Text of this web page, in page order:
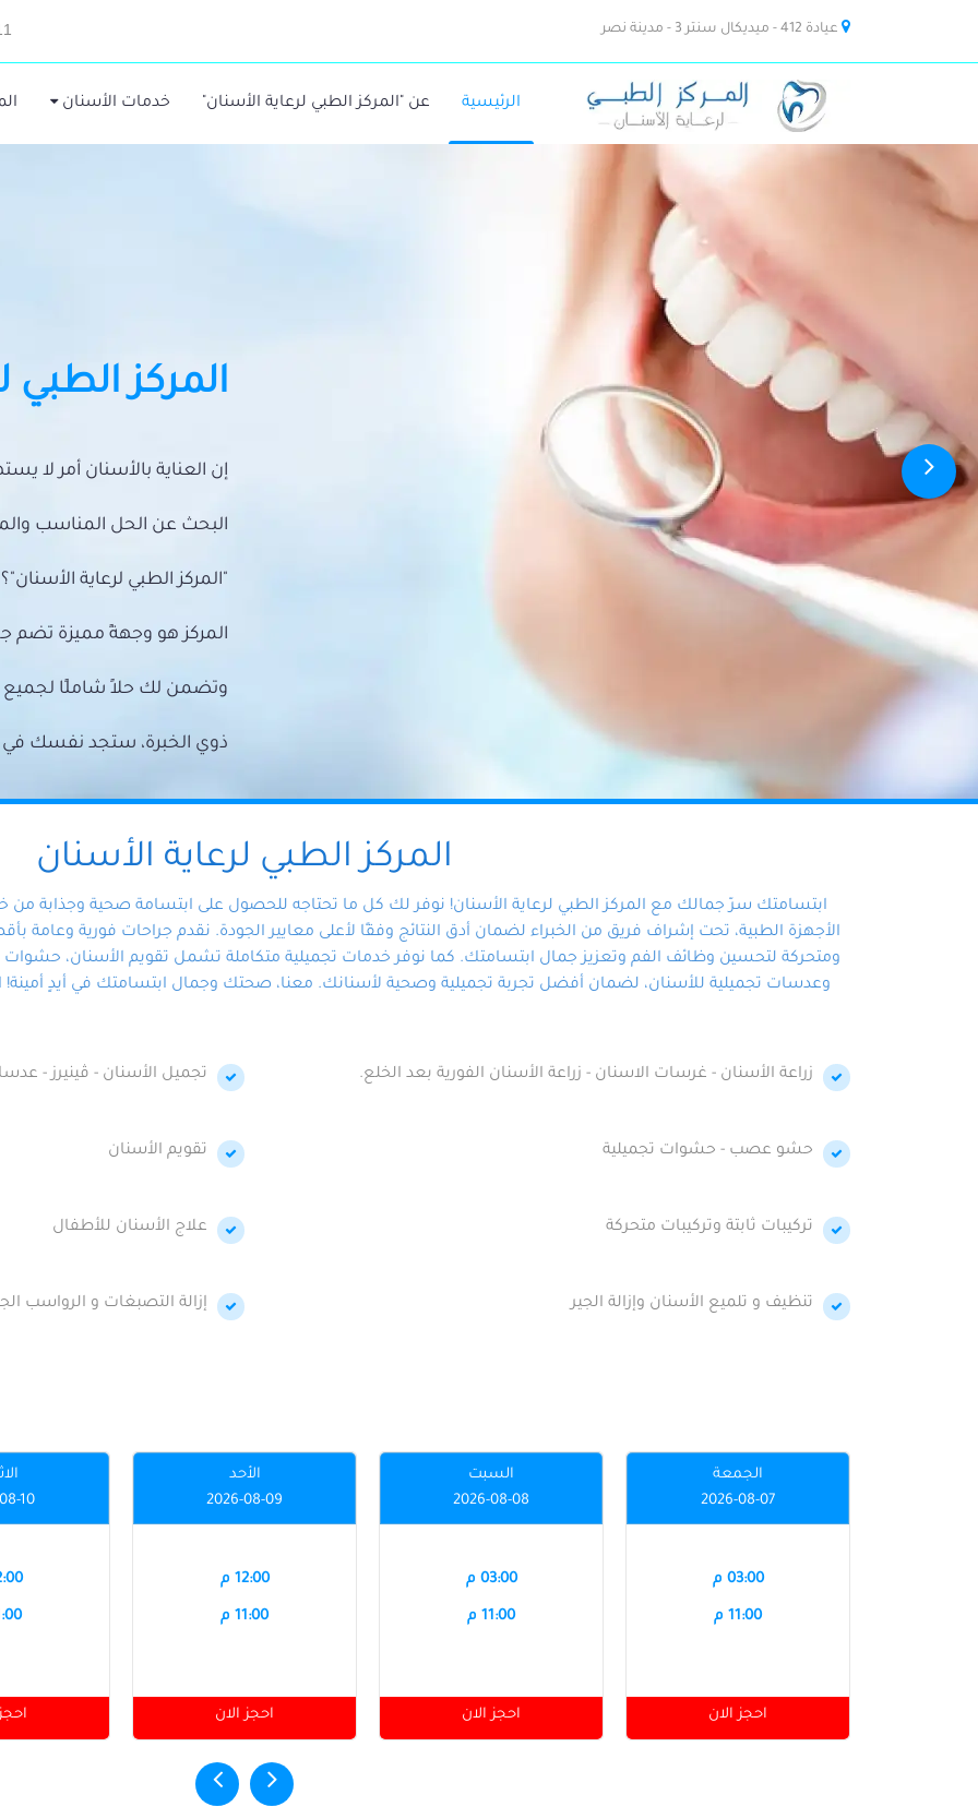
عيادة 412 - ميديكال سنتر 3 - مدينة نصر
الرئيسية عن "المركز الطبي لرعاية الأسنان" خدمات الأسنان
المركز الطبي
إن العناية بالأسنان أمر لا
البحث عن الحل المناسب
"المركز الطبي لرعاية الأسنان"؟
المركز هو وجهةً مميزة تضم
وتضمن لك حلاً شاملًا
ذوي الخبرة، ستجد نفسك في
المركز الطبي لرعاية الأسنان
ابتسامتك سرّ جمالك مع المركز الطبي لرعاية الأسنان! نوفر لك كل ما تحتاجه للحصول على ابتسامة صحية وجذابة
الأجهزة الطبية، تحت إشراف فريق من الخبراء لضمان أدق النتائج وفقًا لأعلى معايير الجودة. نقدم جراحات فورية وعامة
ومتحركة لتحسين وظائف الفم وتعزيز جمال ابتسامتك. كما نوفر خدمات تجميلية متكاملة تشمل تقويم الأسنان، حشوات
وعدسات تجميلية للأسنان، لضمان أفضل تجربة تجميلية وصحية لأسنانك. معنا، صحتك وجمال ابتسامتك في أيدٍ أمينة!
زراعة الأسنان - غرسات الاسنان - زراعة الأسنان الفورية بعد الخلع. تجميل الأسنان - ڤينيرز -
حشو عصب - حشوات تجميلية تقويم الأسنان
تركيبات ثابتة وتركيبات متحركة علاج الأسنان للأطفال
تنظيف و تلميع الأسنان وإزالة الجير إزالة التصبغات و الرواسب
الجمعة
2026-08-07
03:00 م
11:00 م
احجز الان
السبت
2026-08-08
03:00 م
11:00 م
احجز الان
الأحد
2026-08-09
12:00 م
11:00 م
احجز الان
10